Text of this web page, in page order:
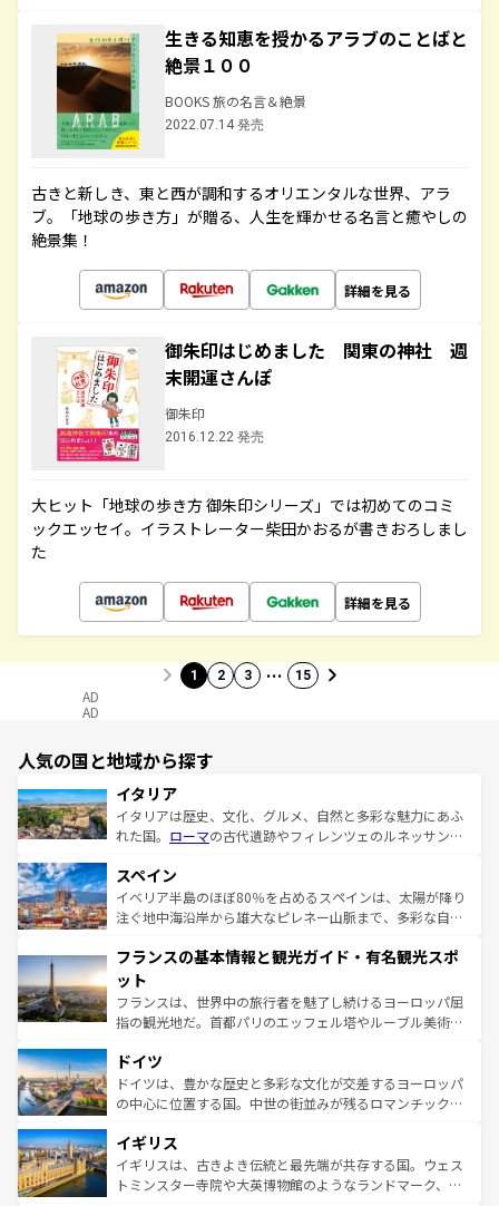
生きる知恵を授かるアラブのことばと
絶景１００
BOOKS 旅の名言＆絶景
2022.07.14 発売
古きと新しき、東と西が調和するオリエンタルな世界、アラ
ブ。「地球の歩き方」が贈る、人生を輝かせる名言と癒やしの
絶景集！
詳細を見る
御朱印はじめました 関東の神社 週
末開運さんぽ
御朱印
2016.12.22 発売
大ヒット「地球の歩き方 御朱印シリーズ」では初めてのコミ
ックエッセイ。イラストレーター柴田かおるが書きおろしまし
た
詳細を見る
1 2 3 … 15
AD
AD
人気の国と地域から探す
イタリア
イタリアは歴史、文化、グルメ、自然と多彩な魅力にあふ
れた国。 ローマの古代遺跡やフィレンツェのルネッサンス
ろん、トスカーナの美しい田園風景やアマルフィ海岸の絶
景など、自然景観も見逃せない。観光の合間には、本場の
ピザやパスタなど、絶品のイタリア料理を堪能することも
ませてくれるイタリアで、忘れられない旅をしてみよう！
なお、新着のイタリア情報は
しい。
スペイン
イベリア半島のほぼ80％を占めるスペインは、太陽が降り
注ぐ地中海沿岸から雄大なピレネー山脈まで、多彩な自然
文化が根付くこの国では、情熱的なフラメンコ、熱気あふ
れる闘牛、そして美味しいタパスが生活の一部となってい
る。首都マドリードの洗練された雰囲気や、バルセロナの
アートに溢れた街角から、地方では古代ローマ遺跡や中世
せる。地方によって風土や気候が異なるスペインはその個
性で訪れる人を魅了する。 なお、新着のスペイン情報は コ
ンテンツ一覧を参照してほしい。
フランスの基本情報と観光ガイド・有名観光スポ
ット
フランスは、世界中の旅行者を魅了し続けるヨーロッパ屈
指の観光地だ。首都パリのエッフェル塔やルーブル美術館
で、幅広い魅力が詰まっている。華麗な宮殿、歴史的な大
聖堂、美しいビーチ、そして豊かな自然が、訪れる者を心
から魅了する。また、フランスは美食の国としても知ら
いる。シャンパンの発祥地であるランス、プロヴァンスの
香り高いラベンダー畑など、多彩な楽しみ方が可能だ。さ
らに、パリ以外の地域にも魅力が溢れており、どの街角に
ドイツ
ドイツは、豊かな歴史と多彩な文化が交差するヨーロッパ
の中心に位置する国。中世の街並みが残るロマンチック街
顔を持つこの国は、どこを歩いても飽きることがない。ベ
ルリンの文化的活気、バイエルン州のアルプスの絶景、そ
してライン川沿いのワイン畑といった風景は必見。ビール
イギリス
イギリスは、古きよき伝統と最先端が共存する国。ウェス
トミンスター寺院や大英博物館のようなランドマーク、歴